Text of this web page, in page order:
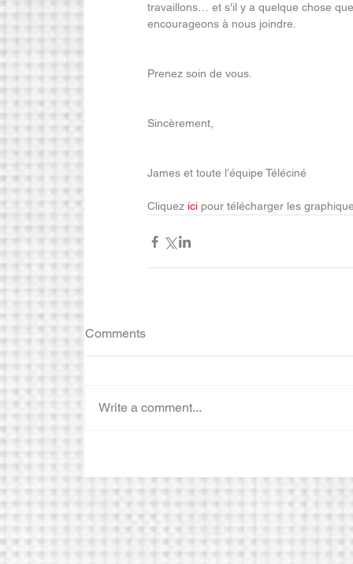
travaillons… et s'il y a quelque chose
encourageons à nous joindre.
Prenez soin de vous.
Sincèrement,
James et toute l’équipe Téléciné
Cliquez ici pour télécharger les
Comments
Write a comment...